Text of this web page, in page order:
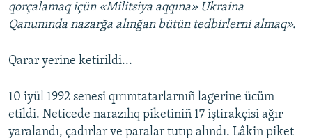
qorçalamaq içün «Militsiya aqqına» Ukraina
Qanunında nazarğa alınğan bütün tedbirlerni almaq».
Qarar yerine ketirildi...
10 iyül 1992 senesi qırımtatarlarnıñ lagerine ücüm
etildi. Neticede narazılıq piketiniñ 17 iştirakçisi ağır
yaralandı, çadırlar ve paralar tutıp alındı. Lâkin piket